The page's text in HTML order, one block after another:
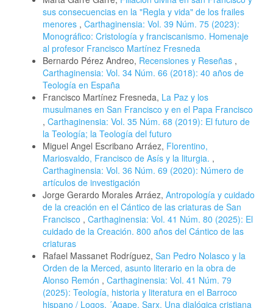
sus consecuencias en la "Regla y vida" de los frailes
menores , Carthaginensia: Vol. 39 Núm. 75 (2023):
Monográfico: Cristología y franciscanismo. Homenaje
al profesor Francisco Martínez Fresneda
Bernardo Pérez Andreo, Recensiones y Reseñas ,
Carthaginensia: Vol. 34 Núm. 66 (2018): 40 años de
Teología en España
Francisco Martínez Fresneda, La Paz y los
musulmanes en San Francisco y en el Papa Francisco
, Carthaginensia: Vol. 35 Núm. 68 (2019): El futuro de
la Teología; la Teología del futuro
Miguel Angel Escribano Arráez, Florentino,
Mariosvaldo, Francisco de Asís y la liturgia. ,
Carthaginensia: Vol. 36 Núm. 69 (2020): Número de
artículos de investigación
Jorge Gerardo Morales Arráez, Antropología y cuidado
de la creación en el Cántico de las criaturas de San
Francisco , Carthaginensia: Vol. 41 Núm. 80 (2025): El
cuidado de la Creación. 800 años del Cántico de las
criaturas
Rafael Massanet Rodríguez, San Pedro Nolasco y la
Orden de la Merced, asunto literario en la obra de
Alonso Remón , Carthaginensia: Vol. 41 Núm. 79
(2025): Teología, historia y literatura en el Barroco
hispano / Logos, ´Agape, Sarx. Una dialógica cristiana